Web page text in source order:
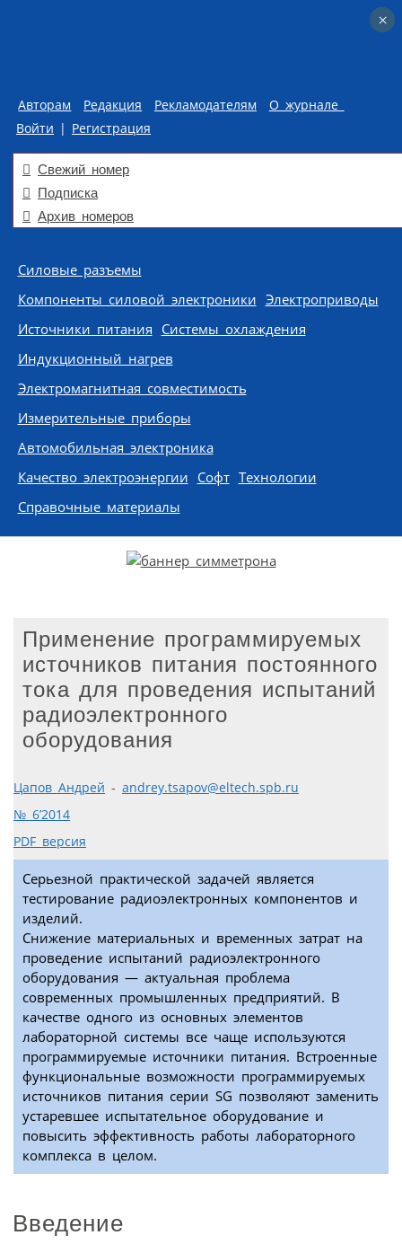
Авторам Редакция Рекламодателям
О журнале
Войти | Регистрация
Свежий номер
Подписка
Архив номеров
Skip to content
Силовые разъемы
Компоненты силовой электроники Электроприводы
Источники питания Системы охлаждения
Индукционный нагрев
Электромагнитная совместимость
Измерительные приборы
Автомобильная электроника
Качество электроэнергии Софт Технологии
Справочные материалы
Применение программируемых
источников питания постоянного
тока для проведения испытаний
радиоэлектронного
оборудования
Цапов Андрей - andrey.tsapov@eltech.spb.ru
№ 6’2014
PDF версия
Серьезной практической задачей является
тестирование радиоэлектронных компонентов и
изделий.
Снижение материальных и временных затрат на
проведение испытаний радиоэлектронного
оборудования — актуальная проблема
современных промышленных предприятий. В
качестве одного из основных элементов
лабораторной системы все чаще используются
программируемые источники питания. Встроенные
функциональные возможности программируемых
источников питания серии SG позволяют заменить
устаревшее испытательное оборудование и
повысить эффективность работы лабораторного
комплекса в целом.
Введение
×
×